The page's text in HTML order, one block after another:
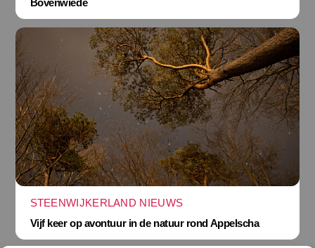
Bovenwiede
STEENWIJKERLAND NIEUWS
Vijf keer op avontuur in de natuur rond Appelscha